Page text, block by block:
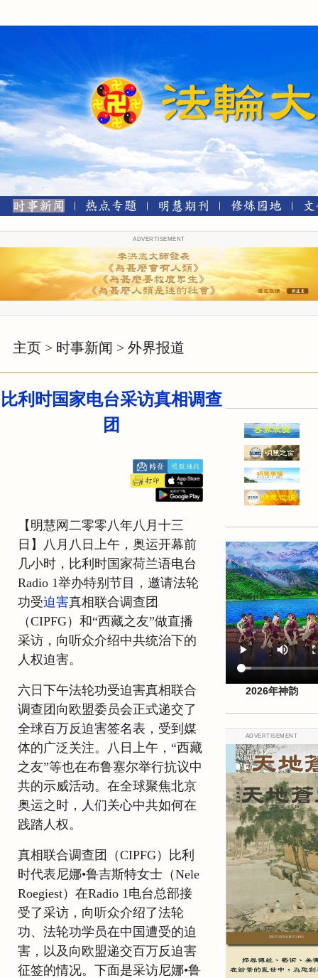
ADVERTISEMENT
主页 > 时事新闻 > 外界报道
比利时国家电台采访真相调查
团
【明慧网二零零八年八月十三
日】八月八日上午，奥运开幕前
几小时，比利时国家荷兰语电台
Radio 1举办特别节目，邀请法轮
功受迫害真相联合调查团
（CIPFG）和“西藏之友”做直播
采访，向听众介绍中共统治下的
人权迫害。
六日下午法轮功受迫害真相联合
调查团向欧盟委员会正式递交了
全球百万反迫害签名表，受到媒
体的广泛关注。八日上午，“西藏
之友”等也在布鲁塞尔举行抗议中
共的示威活动。在全球聚焦北京
奥运之时，人们关心中共如何在
践踏人权。
真相联合调查团（CIPFG）比利
时代表尼娜•鲁吉斯特女士（Nele
Roegiest）在Radio 1电台总部接
受了采访，向听众介绍了法轮
功、法轮功学员在中国遭受的迫
害，以及向欧盟递交百万反迫害
征签的情况。下面是采访尼娜•鲁
2026年神韵
ADVERTISEMENT